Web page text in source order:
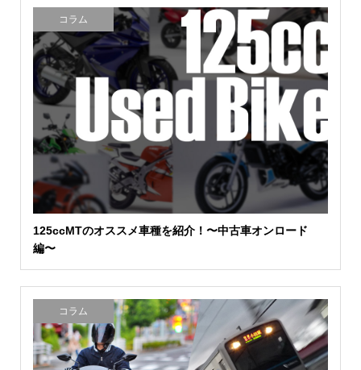
コラム
125ccMTのオススメ車種を紹介！〜中古車オンロード
編〜
コラム